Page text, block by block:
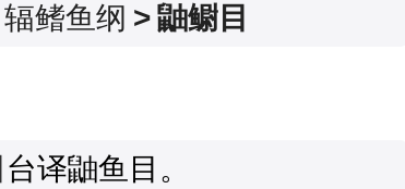
辐鳍鱼纲 >鼬鳚目
台译鼬鱼目。